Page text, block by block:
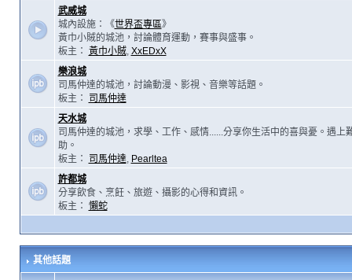
武威城
城內設施：《世界盃專區》
黃巾小賊的城池，討論體育運動，賽事與盛事。
板主： 黃巾小賊, XxEDxX
樂浪城
司馬仲達的城池，討論動漫、影視、音樂等話題。
板主：
司馬仲達
天水城
司馬仲達的城池，求學、工作、感情......分享你生活中的喜與憂。遇上
助。
板主：
司馬仲達, Pearltea
許都城
分享飲食、烹飪、旅遊、攝影的心得和資訊。
板主： 懶蛇
其他話題